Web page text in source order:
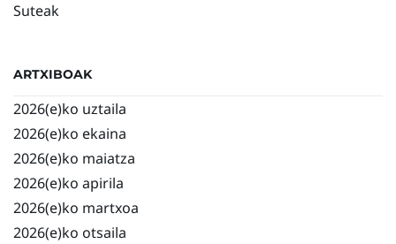
Suteak
ARTXIBOAK
2026(e)ko uztaila
2026(e)ko ekaina
2026(e)ko maiatza
2026(e)ko apirila
2026(e)ko martxoa
2026(e)ko otsaila